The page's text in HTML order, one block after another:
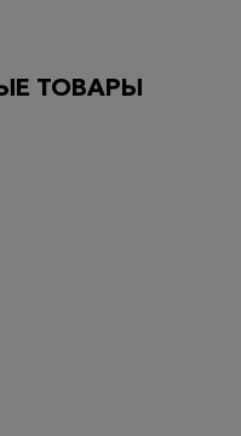
ТОВАРЫ